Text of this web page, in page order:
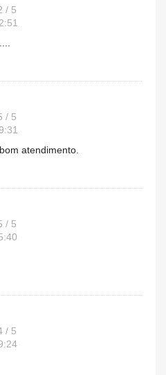
/ 5
/ 5
atendimento.
/ 5
/ 5